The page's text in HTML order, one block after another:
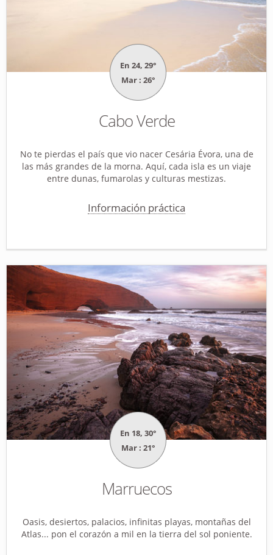
En 24, 29°
Mar : 26°
Cabo Verde
No te pierdas el país que vio nacer Cesária Évora, una de
las más grandes de la morna. Aquí, cada isla es un viaje
entre dunas, fumarolas y culturas mestizas.
Información práctica
En 18, 30°
Mar : 21°
Marruecos
Oasis, desiertos, palacios, infinitas playas, montañas del
Atlas... pon el corazón a mil en la tierra del sol poniente.